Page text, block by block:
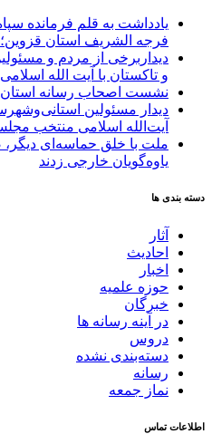
یادداشت به قلم فرمانده
فرجه الشریف استان قزوین؛
دیداربرخی از مردم و
و تاکستان با آیت الله اسلامی
نشست اصحاب رسانه استان
دیدار مسئولین
آیت‌الله‌ اسلامی منتخب
ملت با خلق حماسه‌ای
یاوه‌گویان خارجی زدند
دسته بندی ها
آثار
احادیث
اخبار
حوزه علمیه
خبرگان
در آینه رسانه ها
دروس
دسته‌بندی نشده
رسانه
نماز جمعه
اطلاعات تماس